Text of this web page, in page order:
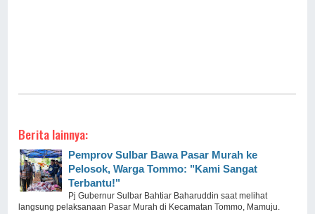
Berita lainnya:
Pemprov Sulbar Bawa Pasar Murah ke
Pelosok, Warga Tommo: "Kami Sangat
Terbantu!"
Pj Gubernur Sulbar Bahtiar Baharuddin saat melihat
langsung pelaksanaan Pasar Murah di Kecamatan Tommo, Mamuju.